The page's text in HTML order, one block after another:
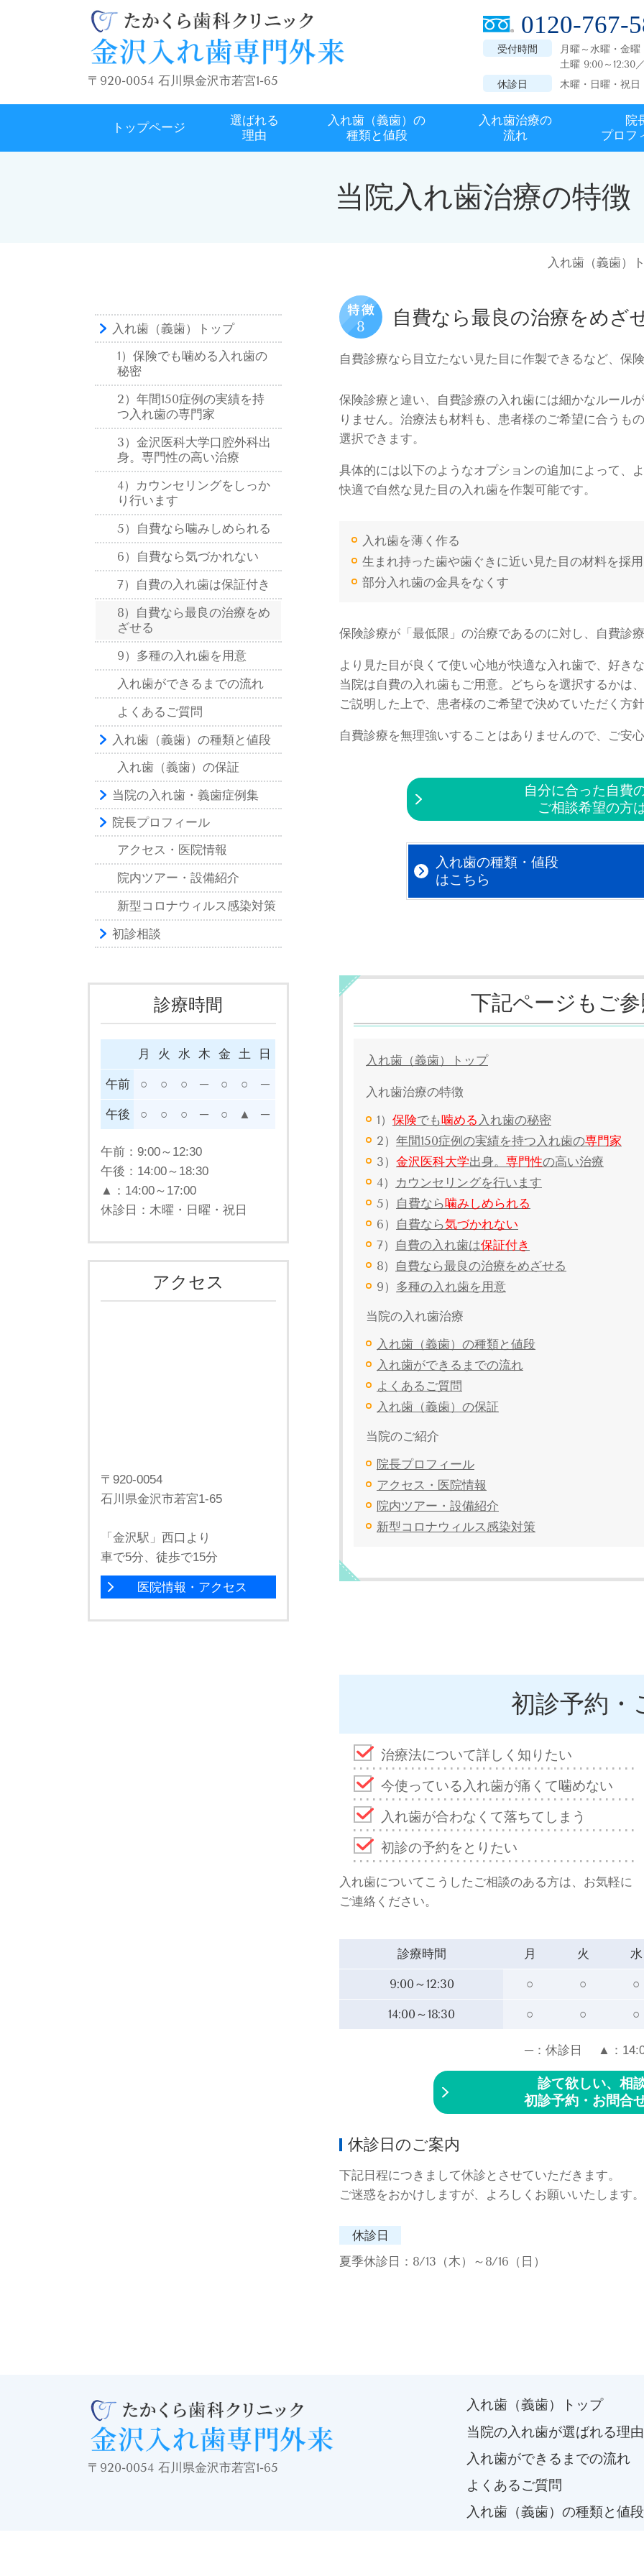
〒920-0054 石川県金沢市若宮1-65
0120-767-
受付時間
月曜～水曜・金曜
土曜 9:00～12:30
休診日
木曜・日曜・祝日
トップページ
選ばれる
理由
入れ歯（義歯）の
種類と値段
入れ歯治療の
流れ
院
プロフ
当院入れ歯治療の特徴
入れ歯（義歯）
自費なら最良の治療をめざ
自費診療なら目立たない見た目に作製できるなど、保
保険診療と違い、自費診療の入れ歯には細かなルール
りません。治療法も材料も、患者様のご希望に合うも
選択できます。
具体的には以下のようなオプションの追加によって、
快適で自然な見た目の入れ歯を作製可能です。
入れ歯を薄く作る
生まれ持った歯や歯ぐきに近い見た目の材料を採用
部分入れ歯の金具をなくす
保険診療が「最低限」の治療であるのに対し、自費診
より見た目が良くて使い心地が快適な入れ歯で、好き
当院は自費の入れ歯もご用意。どちらを選択するかは
ご説明した上で、患者様のご希望で決めていただく方
自費診療を無理強いすることはありませんので、ご安
自分に合った自費
ご相談希望の方
入れ歯の種類・値段
はこちら
下記ページもご
入れ歯（義歯）トップ
入れ歯治療の特徴
1） 保険でも噛める 入れ歯の秘密
2） 年間150症例の実績を持つ入れ歯の専門家
3） 金沢医科大学出身。 専門性の高い治療
4） カウンセリングを行います
5） 自費なら噛みしめられる
6） 自費なら気づかれない
7） 自費の入れ歯は保証付き
8） 自費なら最良の治療をめざせる
9） 多種の入れ歯を用意
当院の入れ歯治療
入れ歯（義歯）の種類と値段
入れ歯ができるまでの流れ
よくあるご質問
入れ歯（義歯）の保証
当院のご紹介
院長プロフィール
アクセス・医院情報
院内ツアー・設備紹介
新型コロナウィルス感染対策
初診予約・
治療法について詳しく知りたい
今使っている入れ歯が痛くて噛めない
入れ歯が合わなくて落ちてしまう
初診の予約をとりたい
入れ歯についてこうしたご相談のある方は、お気軽に
ご連絡ください。
診療時間 月 火 水
9:00～12:30 ○ ○ ○
14:00～18:30 ○ ○ ○
─：休診日 ▲：
診て欲しい、相
初診予約・お問合
休診日のご案内
下記日程につきまして休診とさせていただきます。
ご迷惑をおかけしますが、よろしくお願いいたします。
休診日
夏季休診日：8/13（木）～8/16（日）
入れ歯（義歯）トップ
1）保険でも噛める入れ歯の
秘密
2）年間150症例の実績を持
つ入れ歯の専門家
3）金沢医科大学口腔外科出
身。専門性の高い治療
4）カウンセリングをしっか
り行います
5）自費なら噛みしめられる
6）自費なら気づかれない
7）自費の入れ歯は保証付き
8）自費なら最良の治療をめ
ざせる
9）多種の入れ歯を用意
入れ歯ができるまでの流れ
よくあるご質問
入れ歯（義歯）の種類と値段
入れ歯（義歯）の保証
当院の入れ歯・義歯症例集
院長プロフィール
アクセス・医院情報
院内ツアー・設備紹介
新型コロナウィルス感染対策
初診相談
診療時間
月 火 水 木 金 土 日
午前 ○ ○ ○ ─ ○ ○ ─
午後 ○ ○ ○ ─ ○ ▲ ─
午前： 9:00～12:30
午後： 14:00～18:30
▲： 14:00～17:00
休診日：木曜・ 日曜・祝日
アクセス
〒920-0054
石川県金沢市若宮1-65
「金沢駅」西口より
車で5分、徒歩で15分
医院情報・アクセス
〒920-0054 石川県金沢市若宮1-65
入れ歯（義歯）トップ
当院の入れ歯が選ばれる理由
入れ歯ができるまでの流れ
よくあるご質問
入れ歯（義歯）の種類と値段